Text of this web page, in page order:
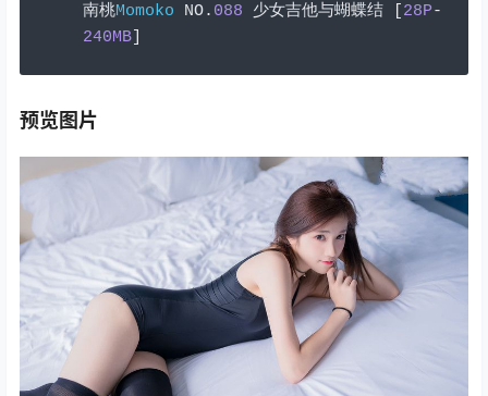
南桃Momoko NO. 088 少女吉他与蝴蝶结 28P-
240MB]
预览图片